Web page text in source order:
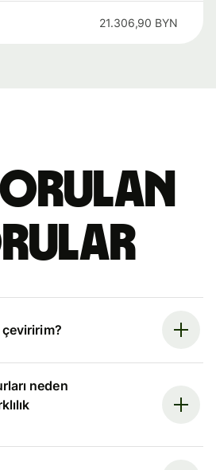
21.306,90 BYN
çeviririm?
neden